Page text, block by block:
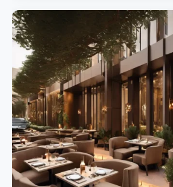
الإمارات في تصميم المطاعم
في تصميم المطاعم
تم تنفيذها بواسطة شركة اكوا